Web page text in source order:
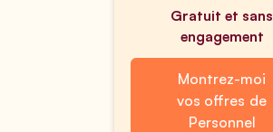
Gratuit et sans
engagement
Montrez-moi
vos offres de
Personnel